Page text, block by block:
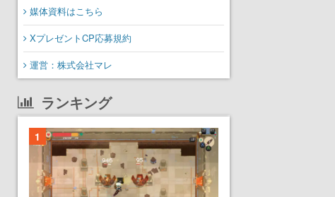
媒体資料はこちら
XプレゼントCP応募規約
運営：株式会社マレ
ランキング
1